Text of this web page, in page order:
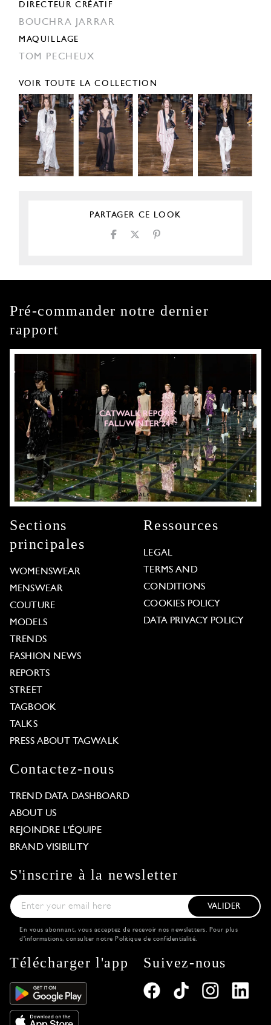
DIRECTEUR CRÉATIF
BOUCHRA JARRAR
MAQUILLAGE
TOM PECHEUX
VOIR TOUTE LA COLLECTION
PARTAGER CE LOOK
Pré-commander notre dernier
rapport
Sections
principales
WOMENSWEAR
MENSWEAR
COUTURE
MODELS
TRENDS
FASHION NEWS
REPORTS
STREET
TAGBOOK
TALKS
PRESS ABOUT TAGWALK
Ressources
LEGAL
TERMS AND
CONDITIONS
COOKIES POLICY
DATA PRIVACY POLICY
Contactez-nous
TREND DATA DASHBOARD
ABOUT US
REJOINDRE L'ÉQUIPE
BRAND VISIBILITY
S'inscrire à la newsletter
VALIDER
En vous abonnant, vous acceptez de recevoir nos newsletters. Pour plus
d'informations, consulter notre Politique de confidentialité.
Télécharger l'app Suivez-nous